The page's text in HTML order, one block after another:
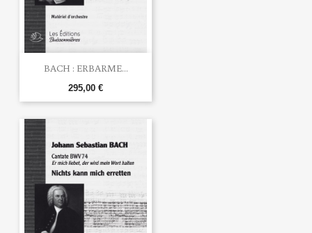
BACH : ERBARME...
295,00 €